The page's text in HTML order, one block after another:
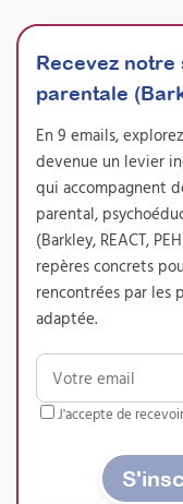
«
Programme
famille avec
formateur,
7295. La
Prochaine
Recevez
parentale
En 9 emails,
devenue un levier
qui accompagnent
parental,
(Barkley, REACT,
repères concrets
rencontrées par les
adaptée.
J'accepte de